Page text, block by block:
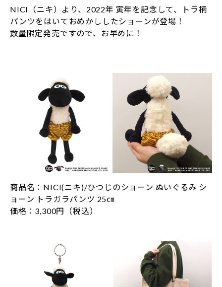
NICI（ニキ）より、2022年 寅年を記念して、トラ柄
パンツをはいておめかししたショーンが登場！
数量限定発売ですので、お早めに！
商品名：NICI(ニキ)/ひつじのショーン ぬいぐるみ シ
ョーン トラガラパンツ 25㎝
価格：3,300円（税込）